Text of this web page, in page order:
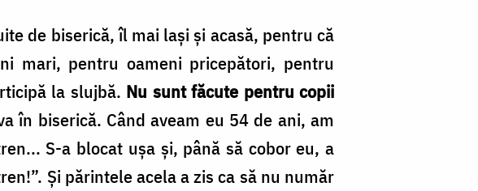
de biserică, îl mai lași și acasă, pentru că
mari, pentru oameni pricepători, pentru
la slujbă. Nu sunt făcute pentru copii
în biserică. Când aveam eu 54 de ani, am
S­-a blocat ușa și, până să cobor eu, a
Și părintele acela a zis ca să nu număr